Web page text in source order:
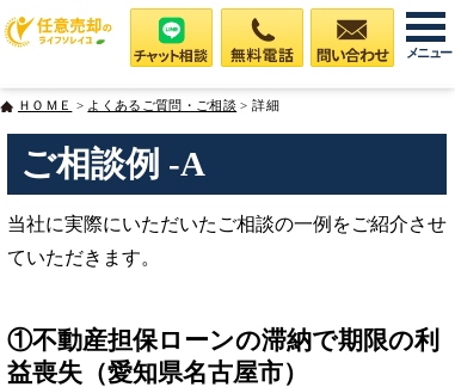
メニュー
ＨＯＭＥ > よくあるご質問・ご相談 > 詳細
ご相談例 -A
当社に実際にいただいたご相談の一例をご紹介させ
ていただきます。
①不動産担保ローンの滞納で期限の利
益喪失（愛知県名古屋市）